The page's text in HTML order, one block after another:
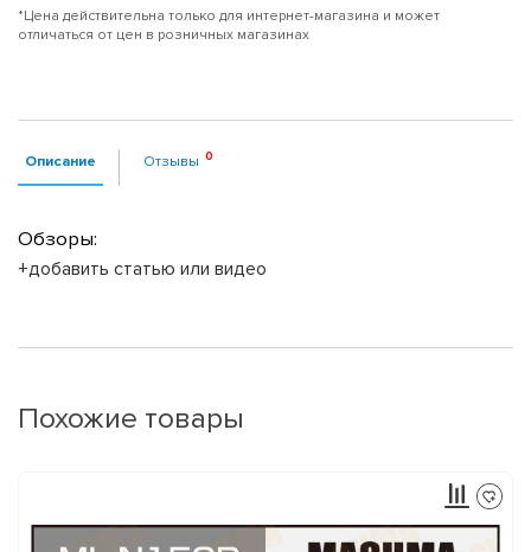
*Цена действительна только для интернет-магазина и может
отличаться от цен в розничных магазинах
Описание Отзывы
Обзоры:
+добавить статью или видео
Похожие товары